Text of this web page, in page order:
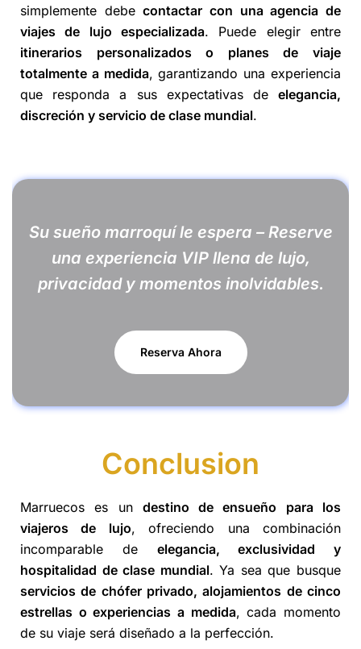
simplemente debecontactar con una agencia de
viajes de lujo especializada. Puede elegir entre
itinerarios personalizados o planes de viaje
totalmente a medida, garantizando una experiencia
que responda a sus expectativas de elegancia,
discreción y servicio de clase mundial.
Su sueño marroquí le espera – Reserve
una experiencia VIP llena de lujo,
privacidad y momentos inolvidables.
Reserva Ahora
Conclusion
Marruecos es un destino de ensueño para los
viajeros de lujo, ofreciendo una combinación
incomparable de elegancia, exclusividad y
hospitalidad de clase mundial. Ya sea que busque
servicios de chófer privado, alojamientos de cinco
estrellas o experiencias a medida, cada momento
de su viaje será diseñado a la perfección.